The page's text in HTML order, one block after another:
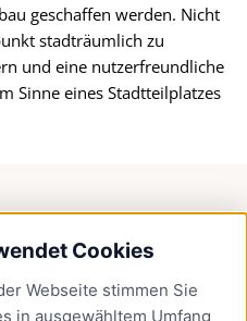
Cookies
Webseite stimmen Sie
in ausgewähltem Umfang
geschaffen werden. Nicht
stadträumlich zu
und eine nutzerfreundliche
Sinne eines Stadtteilplatzes